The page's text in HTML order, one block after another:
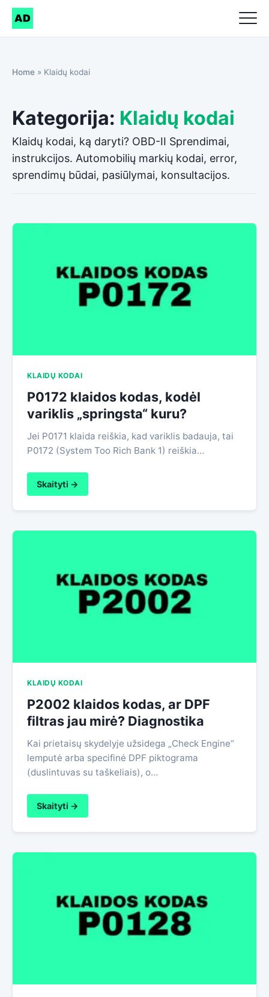
Home » Klaidų kodai
Kategorija: Klaidų kodai
Klaidų kodai, ką daryti? OBD-II Sprendimai,
instrukcijos. Automobilių markių kodai, error,
sprendimų būdai, pasiūlymai, konsultacijos.
KLAIDŲ KODAI
P0172 klaidos kodas, kodėl
variklis „springsta“ kuru?
Jei P0171 klaida reiškia, kad variklis badauja, tai
P0172 (System Too Rich Bank 1) reiškia…
Skaityti →
KLAIDŲ KODAI
P2002 klaidos kodas, ar DPF
filtras jau mirė? Diagnostika
Kai prietaisų skydelyje užsidega „Check Engine“
lemputė arba specifinė DPF piktograma
(duslintuvas su taškeliais), o…
Skaityti →